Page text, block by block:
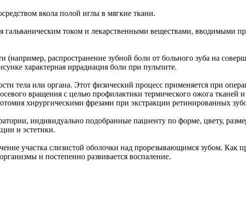
вкола полой иглы в мягкие ткани.
гальваническим током и лекарственными веществами, вводимыми
(например, распространение зубной боли от больного зуба на
характерная иррадиация боли при пульпите.
тела или органа. Этот физический процесс применяется при
вращения с целью профилактики термического ожога тканей и
хирургическими фрезами при экстракции ретинированных
индивидуально подобранные пациенту по форме, цвету,
и эстетики.
участка слизистой оболочки над прорезывающимся зубом. Как
и постепенно развивается воспаление.